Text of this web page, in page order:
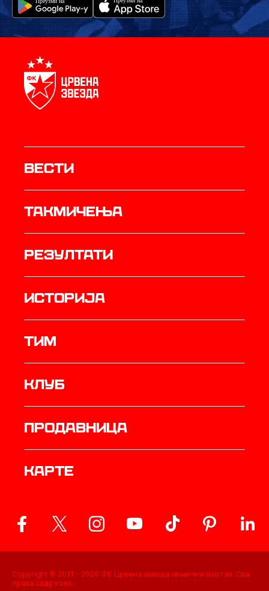
Вести
Такмичења
резултати
историја
ТИМ
Клуб
продавница
Карте
Copyright © 2011 - 2026 ФК Црвена звезда званични портал. Сва
права задржана.